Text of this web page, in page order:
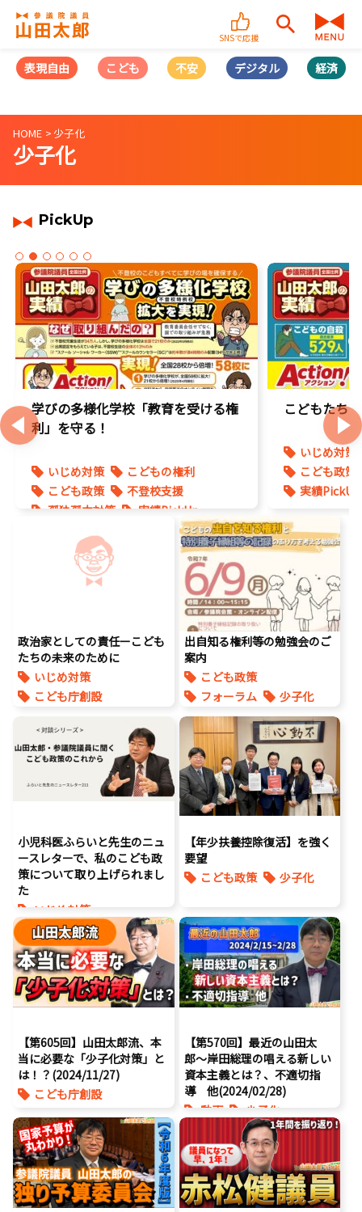
SNSで応援
表現自由 こども 不安 デジタル 経済
HOME 少子化
少子化
PickUp
学びの多様化学校「教育を受ける権
利」を守る！
いじめ対策
こどもの権利
こども政策
不登校支援
孤独孤立対策
実績PickUp
こどもたち
いじめ対策
こども政策
実績PickUp
政治家としての責任ーこども
たちの未来のために
いじめ対策
こども庁創設
孤独孤立対策
少子化
出自知る権利等の勉強会のご
案内
こども政策
フォーラム
少子化
小児科医ふらいと先生のニュ
ースレターで、私のこども政
策について取り上げられまし
た
いじめ対策
こども庁創設
こども政策
少子化
障がい児者支援
【年少扶養控除復活】を強く
要望
こども政策
少子化
【第605回】山田太郎流、本
当に必要な「少子化対策」と
は！？(2024/11/27)
こども庁創設
こども政策
動画
少子化
【第570回】最近の山田太
郎〜岸田総理の唱える新しい
資本主義とは？、不適切指
導 他(2024/02/28)
動画
少子化
経済政策